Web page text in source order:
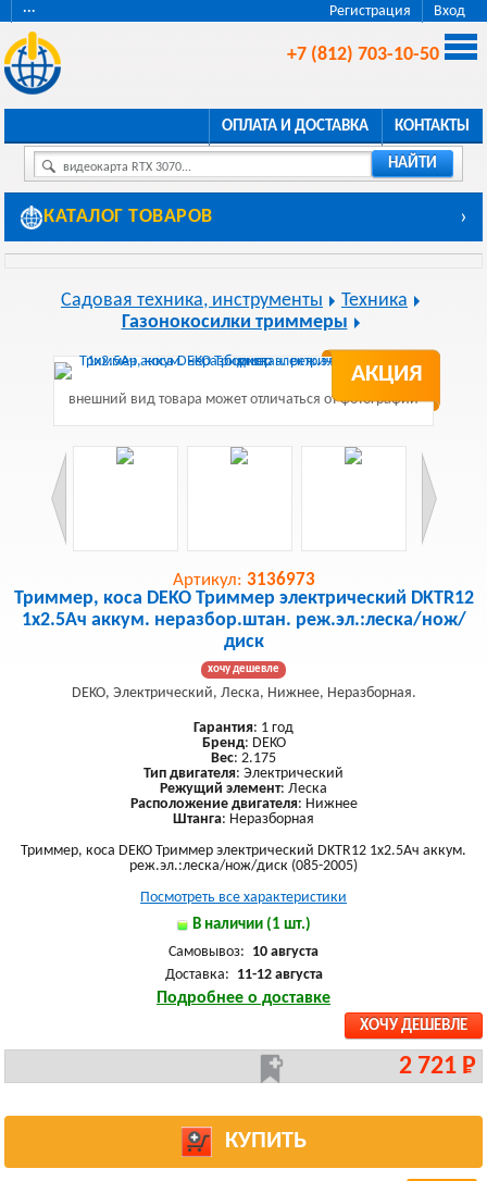
Регистрация Вход
···
+7 (812) 703-10-50
ОПЛАТА И ДОСТАВКА КОНТАКТЫ
видеокарта RTX 3070... НАЙТИ
КАТАЛОГ ТОВАРОВ ›
Садовая техника, инструменты
Техника
Газонокосилки триммеры
АКЦИЯ
внешний вид товара может отличаться от фотографии
Артикул: 3136973
Триммер, коса DEKO Триммер электрический DKTR12
1х2.5Ач аккум. неразбор.штан. реж.эл.:леска/нож/
диск
хочу дешевле
DEKO, Электрический, Леска, Нижнее, Неразборная.
Гарантия: 1 год
Бренд: DEKO
Вес: 2.175
Тип двигателя: Электрический
Режущий элемент: Леска
Расположение двигателя: Нижнее
Штанга: Неразборная
Триммер, коса DEKO Триммер электрический DKTR12 1х2.5Ач аккум.
реж.эл.:леска/нож/диск (085-2005)
Посмотреть все характеристики
В наличии (1 шт.)
Самовывоз: 10 августа
Доставка: 11-12 августа
Подробнее о доставке
ХОЧУ ДЕШЕВЛЕ
2 721 Р
КУПИТЬ